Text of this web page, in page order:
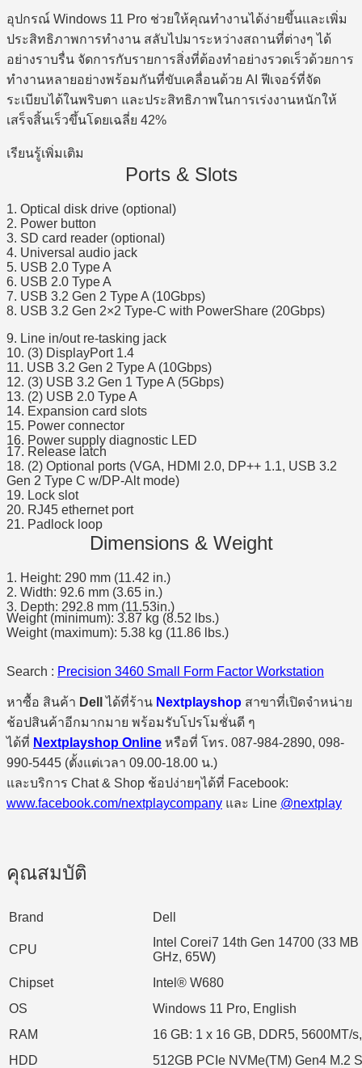
อุปกรณ์ Windows 11 Pro ช่วยให้คุณทำงานได้ง่ายขึ้นและเพิ่ม
ประสิทธิภาพการทำงาน สลับไปมาระหว่างสถานที่ต่างๆ ได้
อย่างราบรื่น จัดการกับรายการสิ่งที่ต้องทำอย่างรวดเร็วด้วยการ
ทำงานหลายอย่างพร้อมกันที่ขับเคลื่อนด้วย AI ฟีเจอร์ที่จัด
ระเบียบได้ในพริบตา และประสิทธิภาพในการเร่งงานหนักให้
เสร็จสิ้นเร็วขึ้นโดยเฉลี่ย 42%
เรียนรู้เพิ่มเติม
Ports & Slots
1. Optical disk drive (optional)
2. Power button
3. SD card reader (optional)
4. Universal audio jack
5. USB 2.0 Type A
6. USB 2.0 Type A
7. USB 3.2 Gen 2 Type A (10Gbps)
8. USB 3.2 Gen 2×2 Type-C with PowerShare (20Gbps)
9. Line in/out re-tasking jack
10. (3) DisplayPort 1.4
11. USB 3.2 Gen 2 Type A (10Gbps)
12. (3) USB 3.2 Gen 1 Type A (5Gbps)
13. (2) USB 2.0 Type A
14. Expansion card slots
15. Power connector
16. Power supply diagnostic LED
17. Release latch
18. (2) Optional ports (VGA, HDMI 2.0, DP++ 1.1, USB 3.2
Gen 2 Type C w/DP-Alt mode)
19. Lock slot
20. RJ45 ethernet port
21. Padlock loop
Dimensions & Weight
1. Height: 290 mm (11.42 in.)
2. Width: 92.6 mm (3.65 in.)
3. Depth: 292.8 mm (11.53in.)
Weight (minimum): 3.87 kg (8.52 lbs.)
Weight (maximum): 5.38 kg (11.86 lbs.)
Search : Precision 3460 Small Form Factor Workstation
หาซื้อ สินค้า Dell ได้ที่ร้าน Nextplayshop สาขาที่เปิดจำหน่าย
ช้อปสินค้าอีกมากมาย พร้อมรับโปรโมชั่นดี ๆ
ได้ที่ Nextplayshop Online หรือที่ โทร. 087-984-2890, 098-
990-5445 (ตั้งแต่เวลา 09.00-18.00 น.)
และบริการ Chat & Shop ช้อปง่ายๆได้ที่ Facebook:
www.facebook.com/nextplaycompany และ Line @nextplay
คุณสมบัติ
Brand Dell
CPU
Intel Corei7 14th Gen 14700 (33
GHz, 65W)
Chipset
Intel® W680
OS
Windows 11 Pro, English
RAM
16 GB: 1 x 16 GB, DDR5, 5600MT/
HDD
512GB PCIe NVMe(TM) Gen4 M.2